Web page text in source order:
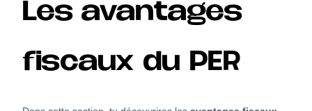
Les avantages
fiscaux du PER